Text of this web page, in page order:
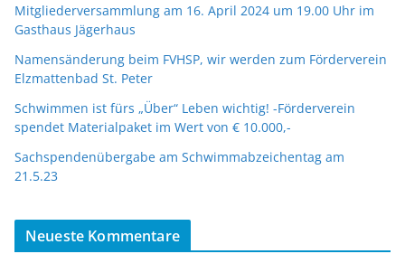
Mitgliederversammlung am 16. April 2024 um 19.00 Uhr im
Gasthaus Jägerhaus
Namensänderung beim FVHSP, wir werden zum Förderverein
Elzmattenbad St. Peter
Schwimmen ist fürs „Über“ Leben wichtig! -Förderverein
spendet Materialpaket im Wert von € 10.000,-
Sachspendenübergabe am Schwimmabzeichentag am
21.5.23
Neueste Kommentare